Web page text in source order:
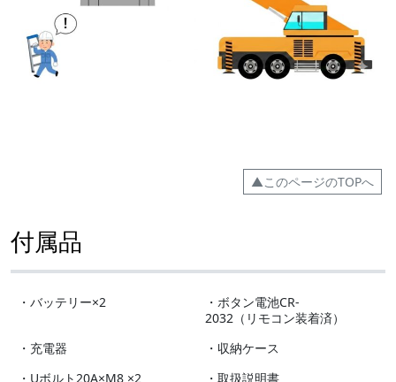
▲このページのTOPへ
付属品
・バッテリー×2
・ボタン電池CR-
2032（リモコン装着済）
・充電器
・収納ケース
・Uボルト20A×M8 ×2
・取扱説明書